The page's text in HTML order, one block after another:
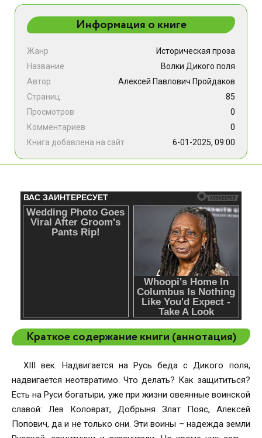
Информация о книге
Жанр
Историческая проза
Название
Волки Дикого поля
Автор
Алексей Павлович Пройдаков
Страниц
85
Просмотров
0
Комментариев
0
Книга добавлена на сайт
6-01-2025, 09:00
Краткое содержание книги (аннотация)
XIII век. Надвигается на Русь беда с Дикого поля,
надвигается неотвратимо. Что делать? Как защититься?
Есть на Руси богатыри, уже при жизни овеянные воинской
славой: Лев Коловрат, Добрыня Злат Пояс, Алексей
Попович, да и не только они. Эти воины – надежда земли